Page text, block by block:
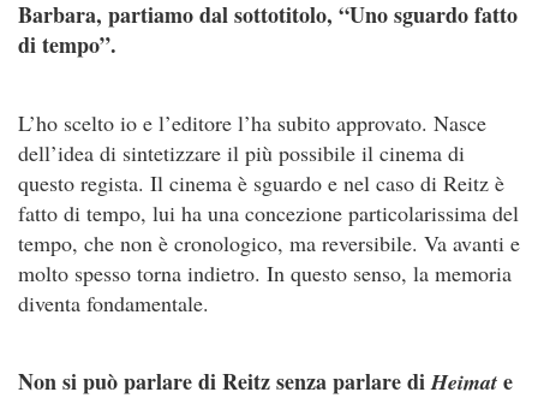
Barbara, partiamo dal sottotitolo, “Uno sguardo fatto
di tempo”.
L’ho scelto io e l’editore l’ha subito approvato. Nasce
dell’idea di sintetizzare il più possibile il cinema di
questo regista. Il cinema è sguardo e nel caso di Reitz è
fatto di tempo, lui ha una concezione particolarissima del
tempo, che non è cronologico, ma reversibile. Va avanti e
molto spesso torna indietro. In questo senso, la memoria
diventa fondamentale.
Non si può parlare di Reitz senza parlare diHeimat e